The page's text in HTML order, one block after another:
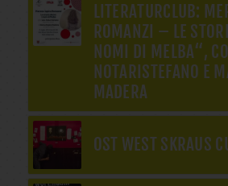
LITERATURCLUB:
ROMANZI – LE
NOMI DI MELBA“,
NOTARISTEFANO E
MADERA
OST WEST SKRAUS